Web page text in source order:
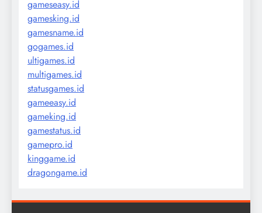
gameseasy.id
gamesking.id
gamesname.id
gogames.id
ultigames.id
multigames.id
statusgames.id
gameeasy.id
gameking.id
gamestatus.id
gamepro.id
kinggame.id
dragongame.id